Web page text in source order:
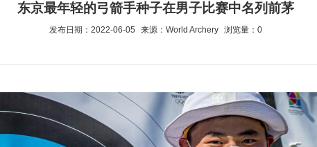
东京最年轻的弓箭手种子在男子比赛中名列前茅
发布日期：2022-06-05 来源：World Archery 浏览量： 0